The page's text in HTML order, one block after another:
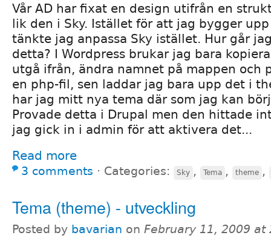
Vår AD har fixat en design utifrån en
lik den i Sky. Istället för att jag bygger
tänkte jag anpassa Sky istället. Hur går
detta? I Wordpress brukar jag bara
utgå ifrån, ändra namnet på mappen och
en php-fil, sen laddar jag bara upp det i
har jag mitt nya tema där som jag kan
Provade detta i Drupal men den hittade
jag gick in i admin för att aktivera det...
Read more
3 comments ⋅ Categories: Sky , Tema , theme ,
Tema (theme) - utveckling
Posted by bavarian on February 11, 2009 at